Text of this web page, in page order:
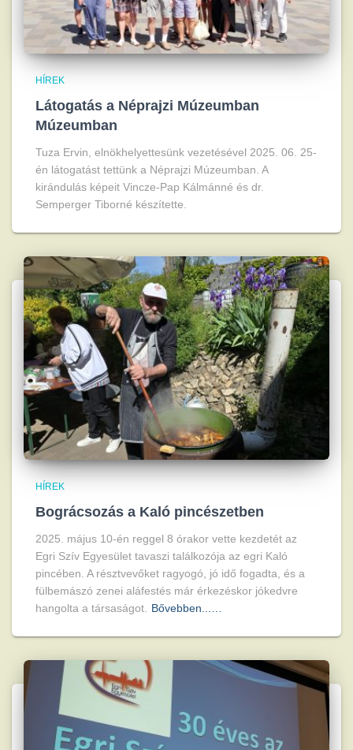
HÍREK
Látogatás a Néprajzi Múzeumban
Múzeumban
Tuza Ervin, elnökhelyettesünk vezetésével 2025. 06. 25-
én látogatást tettünk a Néprajzi Múzeumban. A
kirándulás képeit Vincze-Pap Kálmánné és dr.
Semperger Tiborné készítette.
HÍREK
Bográcsozás a Kaló pincészetben
2025. május 10-én reggel 8 órakor vette kezdetét az
Egri Szív Egyesület tavaszi találkozója az egri Kaló
pincében. A résztvevőket ragyogó, jó idő fogadta, és a
fülbemászó zenei aláfestés már érkezéskor jókedvre
hangolta a társaságot. Bővebben...…